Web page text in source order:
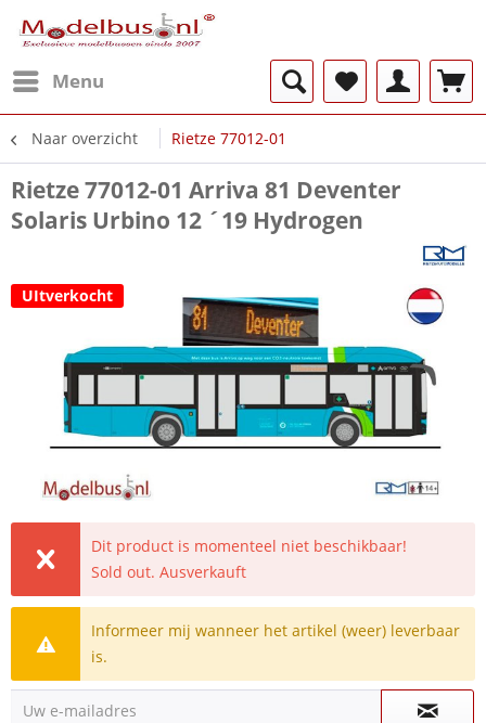
Menu
Naar overzicht Rietze 77012-01
Rietze 77012-01 Arriva 81 Deventer
Solaris Urbino 12 ´19 Hydrogen
UItverkocht
Dit product is momenteel niet beschikbaar!
Sold out. Ausverkauft
Informeer mij wanneer het artikel (weer) leverbaar
is.
Uw e-mailadres